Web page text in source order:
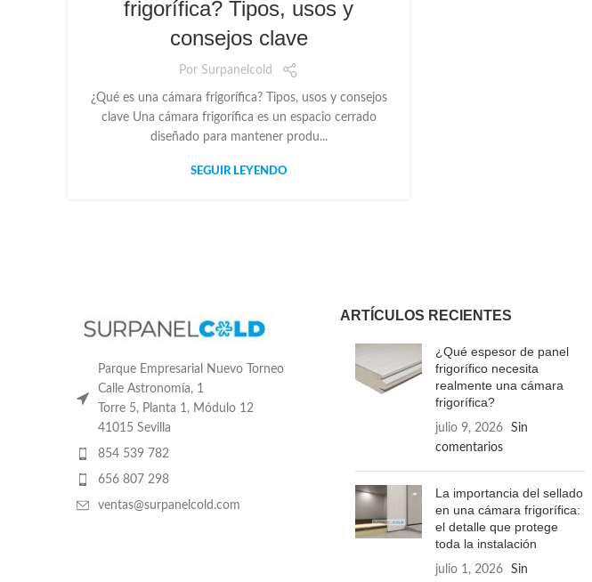
frigorífica? Tipos, usos y
consejos clave
Por Surpanelcold
¿Qué es una cámara frigorífica? Tipos, usos y consejos
clave Una cámara frigorífica es un espacio cerrado
diseñado para mantener produ...
SEGUIR LEYENDO
Parque Empresarial Nuevo Torneo
Calle Astronomía, 1
Torre 5, Planta 1, Módulo 12
41015 Sevilla
854 539 782
656 807 298
ventas@surpanelcold.com
ARTÍCULOS RECIENTES
¿Qué espesor de panel
frigorífico necesita
realmente una cámara
frigorífica?
julio 9, 2026
Sin
comentarios
La importancia del sellado
en una cámara frigorífica:
el detalle que protege
toda la instalación
julio 1, 2026 Sin